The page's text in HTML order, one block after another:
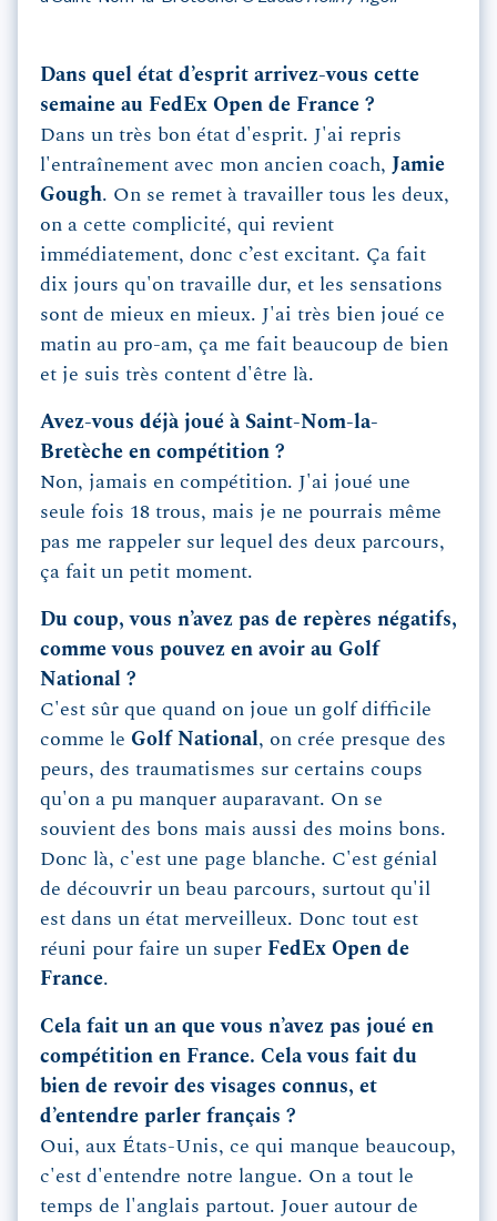
Dans quel état d’esprit arrivez-vous cette
semaine au FedEx Open de France ?
Dans un très bon état d'esprit. J'ai repris
l'entraînement avec mon ancien coach, Jamie
Gough. On se remet à travailler tous les deux,
on a cette complicité, qui revient
immédiatement, donc c’est excitant. Ça fait
dix jours qu'on travaille dur, et les sensations
sont de mieux en mieux. J'ai très bien joué ce
matin au pro-am, ça me fait beaucoup de bien
et je suis très content d'être là.
Avez-vous déjà joué à Saint-Nom-la-
Bretèche en compétition ?
Non, jamais en compétition. J'ai joué une
seule fois 18 trous, mais je ne pourrais même
pas me rappeler sur lequel des deux parcours,
ça fait un petit moment.
Du coup, vous n’avez pas de repères négatifs,
comme vous pouvez en avoir au Golf
National ?
C'est sûr que quand on joue un golf difficile
comme le Golf National, on crée presque des
peurs, des traumatismes sur certains coups
qu'on a pu manquer auparavant. On se
souvient des bons mais aussi des moins bons.
Donc là, c'est une page blanche. C'est génial
de découvrir un beau parcours, surtout qu'il
est dans un état merveilleux. Donc tout est
réuni pour faire un super FedEx Open de
France.
Cela fait un an que vous n’avez pas joué en
compétition en France. Cela vous fait du
bien de revoir des visages connus, et
d’entendre parler français ?
Oui, aux États-Unis, ce qui manque beaucoup,
c'est d'entendre notre langue. On a tout le
temps de l'anglais partout. Jouer autour de